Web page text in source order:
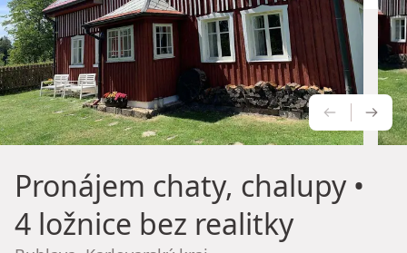
Pronájem chaty, chalupy•
4 ložnice bez realitky